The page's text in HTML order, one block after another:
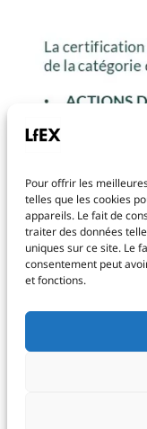
Pour offrir les
telles que les cookies
appareils. Le fait de
traiter des données
uniques sur ce site. Le
consentement peut
et fonctions.
102